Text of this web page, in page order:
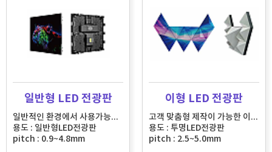
일반형 LED 전광판
일반적인 환경에서 사용가능한 전광판
용도 : 일반형LED전광판
pitch : 0.9~4.8mm
이형 LED 전광판
고객 맞춤형 제작이 가능한 이형 전광판
용도 : 투명LED전광판
pitch : 2.5~5.0mm